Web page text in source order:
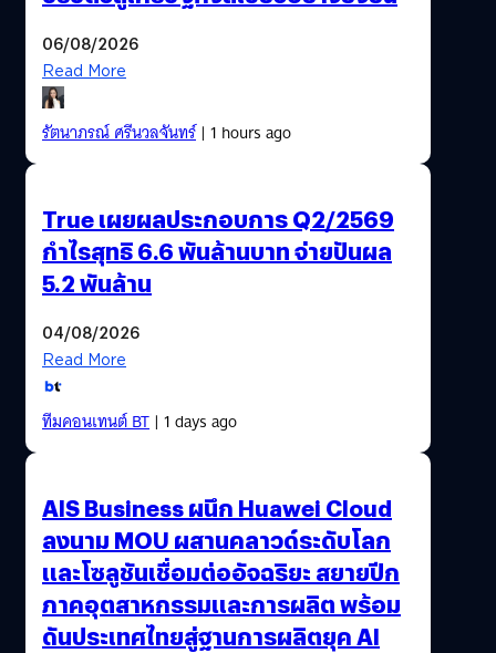
06/08/2026
Read More
รัตนาภรณ์ ศรีนวลจันทร์| 1 hours ago
True เผยผลประกอบการ Q2/2569
กำไรสุทธิ 6.6 พันล้านบาท จ่ายปันผล
5.2 พันล้าน
04/08/2026
Read More
ทีมคอนเทนต์ BT| 1 days ago
AIS Business ผนึก Huawei Cloud
ลงนาม MOU ผสานคลาวด์ระดับโลก
และโซลูชันเชื่อมต่ออัจฉริยะ สยายปีก
ภาคอุตสาหกรรมและการผลิต พร้อม
ดันประเทศไทยสู่ฐานการผลิตยุค AI